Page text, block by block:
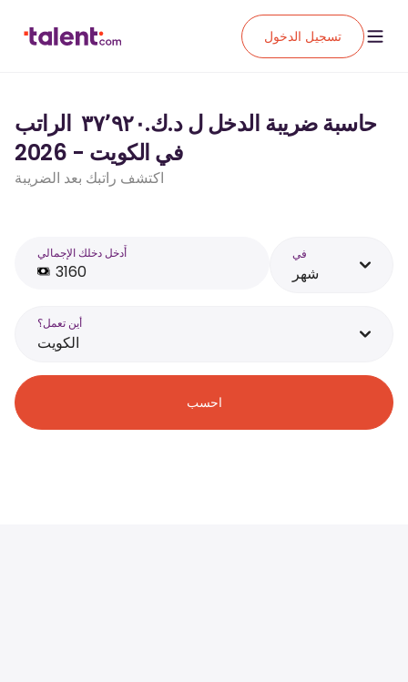
تسجيل الدخول
حاسبة ضريبة الدخل ل د.ك.‏٣٧٬٩٢٠ ‏ الراتب
في الكويت - 2026
اكتشف راتبك بعد الضريبة
أَدخل دخلك الإجمالي في
شهر
أين تعمل؟
الكويت
احسب